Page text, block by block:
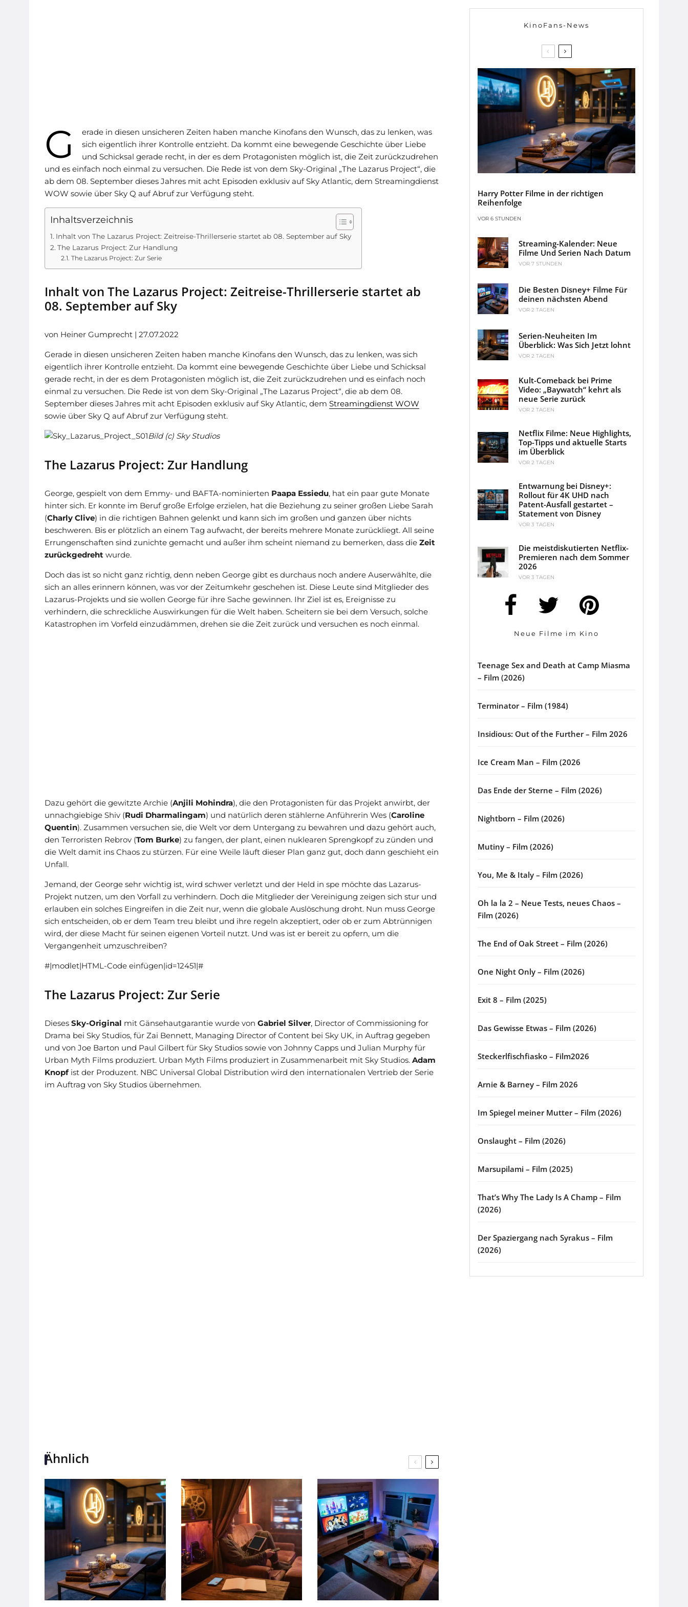
G
erade in diesen unsicheren Zeiten haben manche Kinofans den Wunsch, das zu lenken, was
sich eigentlich ihrer Kontrolle entzieht. Da kommt eine bewegende Geschichte über Liebe
und Schicksal gerade recht, in der es dem Protagonisten möglich ist, die Zeit zurückzudrehen
und es einfach noch einmal zu versuchen. Die Rede ist von dem Sky-Original „The Lazarus Project“, die
ab dem 08. September dieses Jahres mit acht Episoden exklusiv auf Sky Atlantic, dem Streamingdienst
WOW sowie über Sky Q auf Abruf zur Verfügung steht.
Inhaltsverzeichnis
Inhalt von The Lazarus Project: Zeitreise-Thrillerserie startet ab 08. September auf Sky
The Lazarus Project: Zur Handlung
The Lazarus Project: Zur Serie
Inhalt von The Lazarus Project: Zeitreise-Thrillerserie startet ab
08. September auf Sky
von Heiner Gumprecht | 27.07.2022
Gerade in diesen unsicheren Zeiten haben manche Kinofans den Wunsch, das zu lenken, was sich
eigentlich ihrer Kontrolle entzieht. Da kommt eine bewegende Geschichte über Liebe und Schicksal
gerade recht, in der es dem Protagonisten möglich ist, die Zeit zurückzudrehen und es einfach noch
einmal zu versuchen. Die Rede ist von dem Sky-Original „The Lazarus Project“, die ab dem 08.
September dieses Jahres mit acht Episoden exklusiv auf Sky Atlantic, dem Streamingdienst WOW
sowie über Sky Q auf Abruf zur Verfügung steht.
Bild (c) Sky Studios
The Lazarus Project: Zur Handlung
George, gespielt von dem Emmy- und BAFTA-nominierten Paapa Essiedu, hat ein paar gute Monate
hinter sich. Er konnte im Beruf große Erfolge erzielen, hat die Beziehung zu seiner großen Liebe Sarah
(Charly Clive) in die richtigen Bahnen gelenkt und kann sich im großen und ganzen über nichts
beschweren. Bis er plötzlich an einem Tag aufwacht, der bereits mehrere Monate zurückliegt. All seine
Errungenschaften sind zunichte gemacht und außer ihm scheint niemand zu bemerken, dass die Zeit
zurückgedreht wurde.
Doch das ist so nicht ganz richtig, denn neben George gibt es durchaus noch andere Auserwählte, die
sich an alles erinnern können, was vor der Zeitumkehr geschehen ist. Diese Leute sind Mitglieder des
Lazarus-Projekts und sie wollen George für ihre Sache gewinnen. Ihr Ziel ist es, Ereignisse zu
verhindern, die schreckliche Auswirkungen für die Welt haben. Scheitern sie bei dem Versuch, solche
Katastrophen im Vorfeld einzudämmen, drehen sie die Zeit zurück und versuchen es noch einmal.
Dazu gehört die gewitzte Archie (Anjili Mohindra), die den Protagonisten für das Projekt anwirbt, der
unnachgiebige Shiv (Rudi Dharmalingam) und natürlich deren stählerne Anführerin Wes (Caroline
Quentin). Zusammen versuchen sie, die Welt vor dem Untergang zu bewahren und dazu gehört auch,
den Terroristen Rebrov (Tom Burke) zu fangen, der plant, einen nuklearen Sprengkopf zu zünden und
die Welt damit ins Chaos zu stürzen. Für eine Weile läuft dieser Plan ganz gut, doch dann geschieht ein
Unfall.
Jemand, der George sehr wichtig ist, wird schwer verletzt und der Held in spe möchte das Lazarus-
Projekt nutzen, um den Vorfall zu verhindern. Doch die Mitglieder der Vereinigung zeigen sich stur und
erlauben ein solches Eingreifen in die Zeit nur, wenn die globale Auslöschung droht. Nun muss George
sich entscheiden, ob er dem Team treu bleibt und ihre regeln akzeptiert, oder ob er zum Abtrünnigen
wird, der diese Macht für seinen eigenen Vorteil nutzt. Und was ist er bereit zu opfern, um die
Vergangenheit umzuschreiben?
#|modlet|HTML-Code einfügen|id=12451|#
The Lazarus Project: Zur Serie
Dieses Sky-Original mit Gänsehautgarantie wurde von Gabriel Silver, Director of Commissioning for
Drama bei Sky Studios, für Zai Bennett, Managing Director of Content bei Sky UK, in Auftrag gegeben
und von Joe Barton und Paul Gilbert für Sky Studios sowie von Johnny Capps und Julian Murphy für
Urban Myth Films produziert. Urban Myth Films produziert in Zusammenarbeit mit Sky Studios. Adam
Knopfist der Produzent. NBC Universal Global Distribution wird den internationalen Vertrieb der Serie
im Auftrag von Sky Studios übernehmen.
Ähnlich
KinoFans-News
Harry Potter Filme in der richtigen
Reihenfolge
VOR 6 STUNDEN
Streaming-Kalender: Neue
Filme Und Serien Nach Datum
VOR 7 STUNDEN
Die Besten Disney+ Filme Für
deinen nächsten Abend
VOR 2 TAGEN
Serien-Neuheiten Im
Überblick: Was Sich Jetzt lohnt
VOR 2 TAGEN
Kult-Comeback bei Prime
Video: „Baywatch“ kehrt als
neue Serie zurück
VOR 2 TAGEN
Netflix Filme: Neue Highlights,
Top-Tipps und aktuelle Starts
im Überblick
VOR 2 TAGEN
Entwarnung bei Disney+:
Rollout für 4K UHD nach
Patent-Ausfall gestartet –
Statement von Disney
VOR 3 TAGEN
Die meistdiskutierten Netflix-
Premieren nach dem Sommer
2026
VOR 3 TAGEN
Neue Filme im Kino
Teenage Sex and Death at Camp Miasma
– Film (2026)
Terminator – Film (1984)
Insidious: Out of the Further – Film 2026
Ice Cream Man – Film (2026
Das Ende der Sterne – Film (2026)
Nightborn – Film (2026)
Mutiny – Film (2026)
You, Me & Italy – Film (2026)
Oh la la 2 – Neue Tests, neues Chaos –
Film (2026)
The End of Oak Street – Film (2026)
One Night Only – Film (2026)
Exit 8 – Film (2025)
Das Gewisse Etwas – Film (2026)
Steckerlfischfiasko – Film2026
Arnie & Barney – Film 2026
Im Spiegel meiner Mutter – Film (2026)
Onslaught – Film (2026)
Marsupilami – Film (2025)
That’s Why The Lady Is A Champ – Film
(2026)
Der Spaziergang nach Syrakus – Film
(2026)